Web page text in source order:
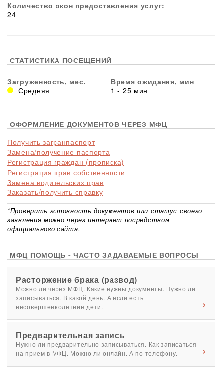
Количество окон предоставления услуг:
24
СТАТИСТИКА ПОСЕЩЕНИЙ
Загруженность, мес.
Средняя
Время ожидания, мин
1 - 25 мин
ОФОРМЛЕНИЕ ДОКУМЕНТОВ ЧЕРЕЗ МФЦ
Получить загранпаспорт
Замена/получение паспорта
Регистрация граждан (прописка)
Регистрация прав собственности
Замена водительских прав
Заказать/получить справку
*Проверить готовность документов или статус своего
заявления можно через интернет посредством
официального сайта.
МФЦ ПОМОЩЬ - ЧАСТО ЗАДАВАЕМЫЕ ВОПРОСЫ
Расторжение брака (развод)
Можно ли через МФЦ. Какие нужны документы. Нужно ли
записываться. В какой день. А если есть
несовершеннолетние дети.
Предварительная запись
Нужно ли предварительно записываться. Как записаться
на прием в МФЦ. Можно ли онлайн. А по телефону.